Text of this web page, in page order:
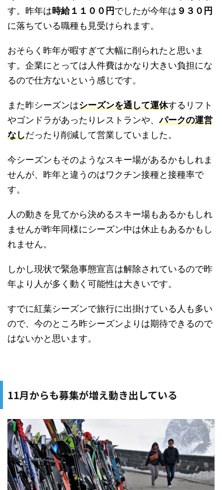
す。昨年は時給１１００円でしたが今年は ９３０円
に落ちている職種も見受けられます。
おそらく昨年が暇すぎて大幅に削られたと思いま
す。企業にとっては人件費はかなり大きい負担にな
るので仕方ないという感じです。
また昨シーズンはシーズンを通して運休するリフト
やゴンドラがあったりレストランや、パークの運営
なしだったり削減して営業していました。
今シーズンもそのようなスキー場があるかもしれま
せんが、昨年と違うのはワクチン接種と接種率で
す。
人の動きを見てから決めるスキー場もあるかもしれ
ませんが昨年同様にシーズン中は休止もあるかもし
れません。
しかし現状で緊急事態宣言は解除されているので昨
年より人が多く動く可能性は大きいです。
すでに紅葉シーズンで旅行に出掛けている人も多い
ので、今のところ昨シーズンよりは期待できるので
はないかと思います。
11月からも募集が増え動き出している